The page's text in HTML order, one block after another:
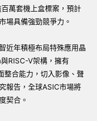
萬套機上盒標案，預計
場具備強勁競爭力。
近年積極布局特殊應用晶
RISC-V架構，擁有
合能力，切入影像、聲
報告，全球ASIC市場將
契合。